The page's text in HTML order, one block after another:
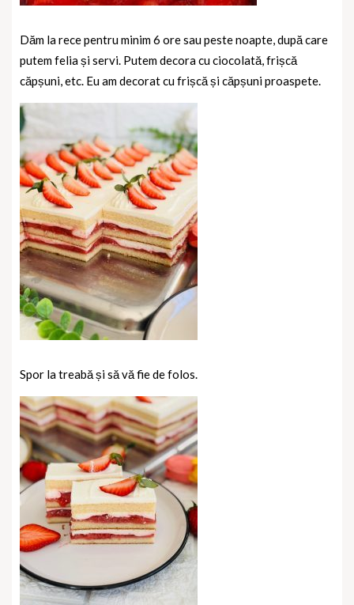
Dăm la rece pentru minim 6 ore sau peste noapte, după care
putem felia și servi. Putem decora cu ciocolată, frișcă
căpșuni, etc. Eu am decorat cu frișcă și căpșuni proaspete.
Spor la treabă și să vă fie de folos.